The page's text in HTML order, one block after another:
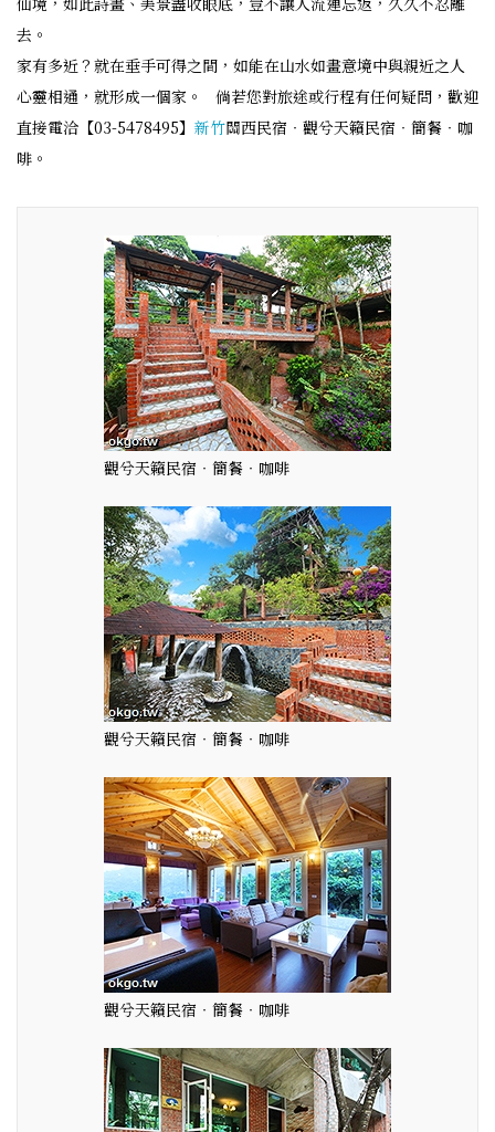
去。
家有多近？就在垂手可得之間，如能在山水如畫意境中與親近之人
心靈相通，就形成一個家。 倘若您對旅途或行程有任何疑問，歡迎
直接電洽【03-5478495】 新竹關西民宿‧觀兮天籟民宿‧簡餐‧咖
啡。
觀兮天籟民宿‧簡餐‧咖啡
觀兮天籟民宿‧簡餐‧咖啡
觀兮天籟民宿‧簡餐‧咖啡